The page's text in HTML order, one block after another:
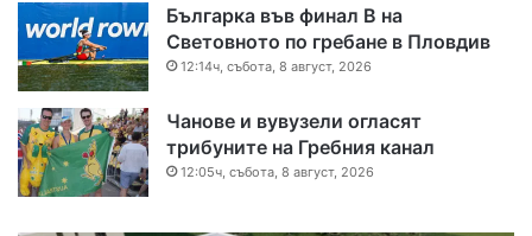
Българка във финал B на
Световното по гребане в Пловдив
12:14ч, събота, 8 август, 2026
Чанове и вувузели огласят
трибуните на Гребния канал
12:05ч, събота, 8 август, 2026